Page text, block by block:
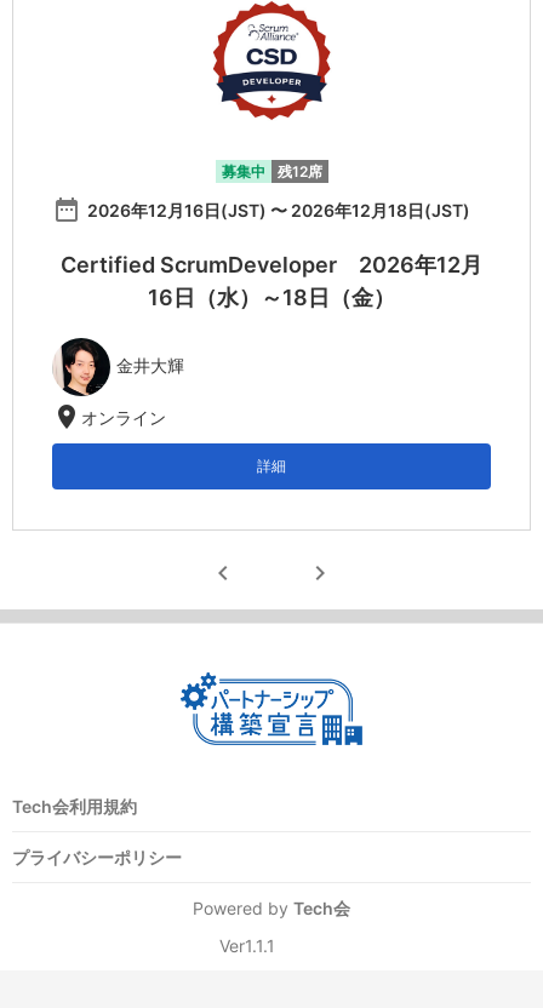
募集中 残12席
date_range 2026年12月16日(JST) 〜 2026年12月18日(JST)
Certified ScrumDeveloper 2026年12月
16日（水）～18日（金）
金井大輝
location_on オンライン
詳細
chevron_left chevron_right
Tech会利用規約
プライバシーポリシー
Powered by Tech会
Ver1.1.1